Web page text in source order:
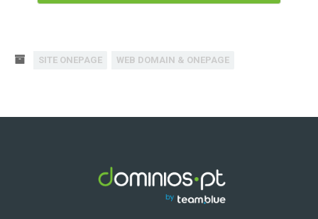
SITE ONEPAGE WEB DOMAIN & ONEPAGE